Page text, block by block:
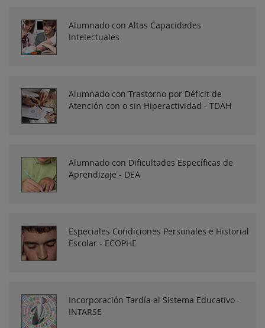
Alumnado con Altas Capacidades
Intelectuales
Alumnado con Trastorno por Déficit de
Atención con o sin Hiperactividad - TDAH
Alumnado con Dificultades Específicas de
Aprendizaje - DEA
Especiales Condiciones Personales e Historial
Escolar - ECOPHE
Incorporación Tardía al Sistema Educativo -
INTARSE